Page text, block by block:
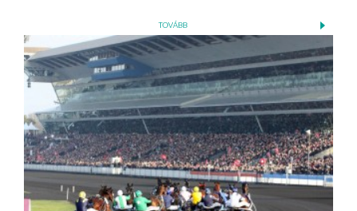
TOVÁBB